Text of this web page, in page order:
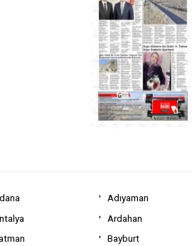
Adıyaman
Ardahan
Bayburt